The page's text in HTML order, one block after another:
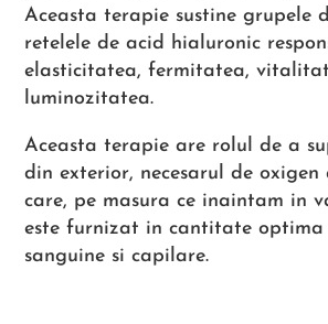
Aceasta terapie sustine grupele
retelele de acid hialuronic
elasticitatea, fermitatea,
luminozitatea.
Aceasta terapie are rolul de a
din exterior, necesarul de oxigen
care, pe masura ce inaintam in
este furnizat in cantitate optima
sanguine si capilare.